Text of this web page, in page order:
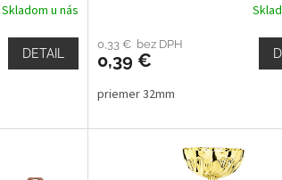
Skladom u nás
DETAIL
0,33 € bez DPH
0,39 €
priemer 32mm